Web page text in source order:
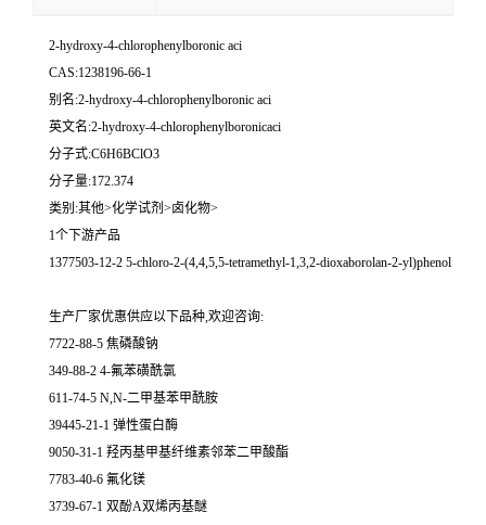
2-hydroxy-4-chlorophenylboronic aci
CAS:1238196-66-1
别名:2-hydroxy-4-chlorophenylboronic aci
英文名:2-hydroxy-4-chlorophenylboronicaci
分子式:C6H6BClO3
分子量:172.374
类别:其他>化学试剂>卤化物>
1个下游产品
1377503-12-2 5-chloro-2-(4,4,5,5-tetramethyl-1,3,2-dioxaborolan-2-yl)phenol
生产厂家优惠供应以下品种,欢迎咨询:
7722-88-5 焦磷酸钠
349-88-2 4-氟苯磺酰氯
611-74-5 N,N-二甲基苯甲酰胺
39445-21-1 弹性蛋白酶
9050-31-1 羟丙基甲基纤维素邻苯二甲酸酯
7783-40-6 氟化镁
3739-67-1 双酚A双烯丙基醚